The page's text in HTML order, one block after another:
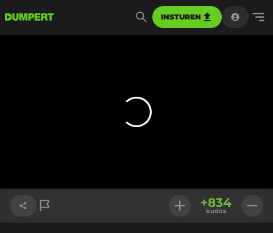
INSTUREN
+834
kudos